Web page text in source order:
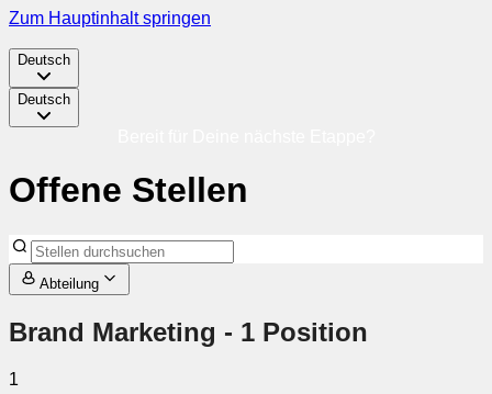
Zum Hauptinhalt springen
Deutsch
Deutsch
Offene Stellen
Abteilung
Brand Marketing - 1 Position
1